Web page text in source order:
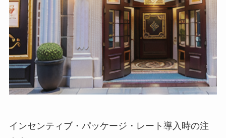
インセンティブ・パッケージ・レート導入時の注